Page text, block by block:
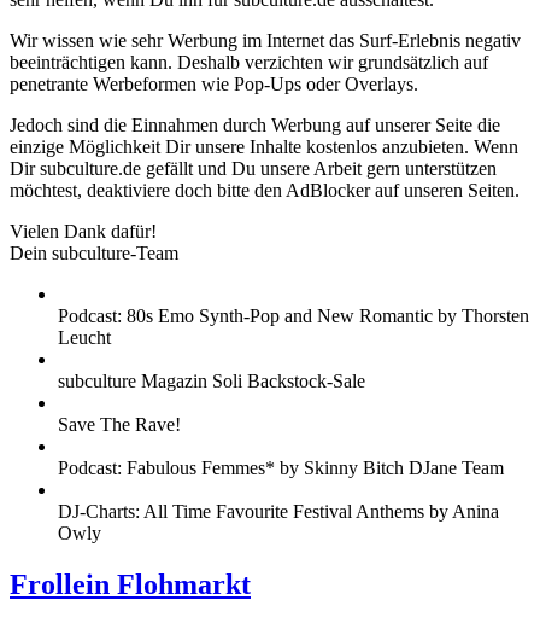
Wir wissen wie sehr Werbung im Internet das Surf-Erlebnis negativ
beeinträchtigen kann. Deshalb verzichten wir grundsätzlich auf
penetrante Werbeformen wie Pop-Ups oder Overlays.
Jedoch sind die Einnahmen durch Werbung auf unserer Seite die
einzige Möglichkeit Dir unsere Inhalte kostenlos anzubieten. Wenn
Dir subculture.de gefällt und Du unsere Arbeit gern unterstützen
möchtest, deaktiviere doch bitte den AdBlocker auf unseren Seiten.
Vielen Dank dafür!
Dein subculture-Team
Podcast: 80s Emo Synth-Pop and New Romantic by Thorsten
Leucht
subculture Magazin Soli Backstock-Sale
Save The Rave!
Podcast: Fabulous Femmes* by Skinny Bitch DJane Team
DJ-Charts: All Time Favourite Festival Anthems by Anina
Owly
Frollein Flohmarkt